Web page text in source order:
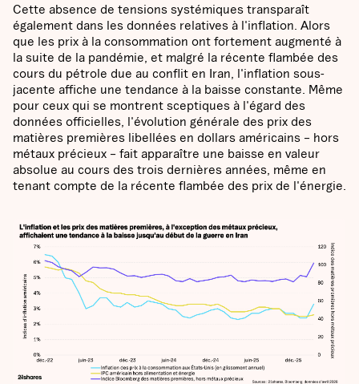
Cette absence de tensions systémiques transparaît
également dans les données relatives à l'inflation. Alors
que les prix à la consommation ont fortement augmenté à
la suite de la pandémie, et malgré la récente flambée des
cours du pétrole due au conflit en Iran, l'inflation sous-
jacente affiche une tendance à la baisse constante. Même
pour ceux qui se montrent sceptiques à l'égard des
données officielles, l'évolution générale des prix des
matières premières libellées en dollars américains – hors
métaux précieux – fait apparaître une baisse en valeur
absolue au cours des trois dernières années, même en
tenant compte de la récente flambée des prix de l'énergie.